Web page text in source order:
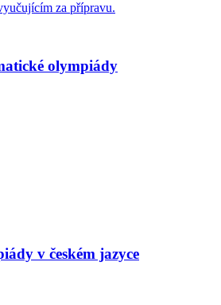
za přípravu.
olympiády
v českém jazyce